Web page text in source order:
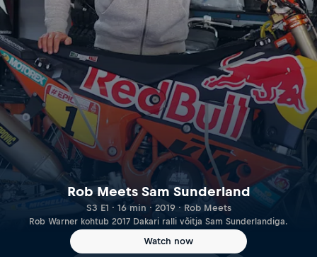
Rob Meets Sam Sunderland
S3 E1 · 16 min · 2019 · Rob Meets
Rob Warner kohtub 2017 Dakari ralli võitja Sam Sunderlandiga.
Watch now